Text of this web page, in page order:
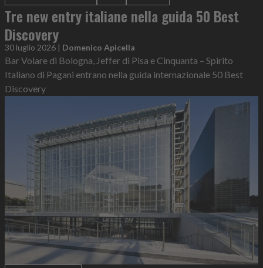
Tre new entry italiane nella guida 50 Best
Discovery
30 luglio 2026 | Domenico Apicella
Bar Volare di Bologna, Jeffer di Pisa e Cinquanta – Spirito
Italiano di Pagani entrano nella guida internazionale 50 Best
Discovery